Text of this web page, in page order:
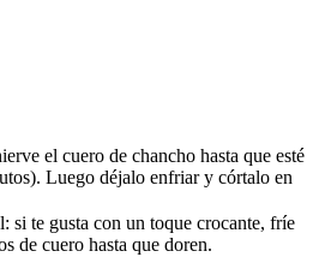
el cuero de chancho hasta que esté
Luego déjalo enfriar y córtalo en
si te gusta con un toque crocante, fríe
de cuero hasta que doren.